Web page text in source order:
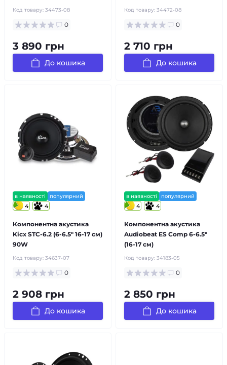
Код товару: 34473-08
0
3 890 грн
До кошика
Код товару: 34472-08
0
2 710 грн
До кошика
в наявності популярний
4 4
Компонентна акустика
Kicx STC-6.2 (6-6.5″ 16-17 см)
90W
Код товару: 34637-07
0
2 908 грн
До кошика
в наявності популярний
4 4
Компонентна акустика
Audiobeat ES Comp 6-6.5″
(16-17 см)
Код товару: 34183-05
0
2 850 грн
До кошика